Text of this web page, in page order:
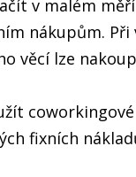
v malém
nákupům. Při
věcí lze
fixních